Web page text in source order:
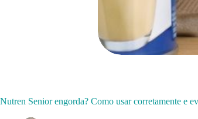
Nutren Senior engorda? Como usar corretamente e